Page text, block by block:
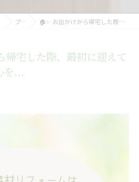
ブログ 🏠✨ お出かけから帰宅した際、最初に迎えてくれる玄関は、心を...
帰宅した際、最初に迎えて
を...